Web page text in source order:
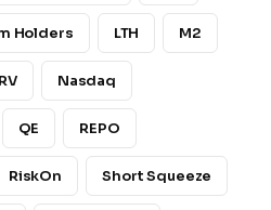
Holders LTH M2
Nasdaq
QE REPO
RiskOn Short Squeeze